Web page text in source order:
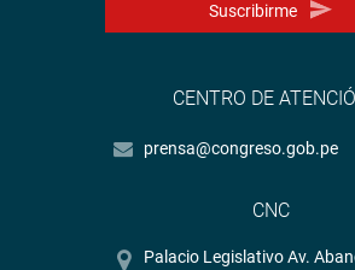
Suscribirme
CENTRO DE
prensa@congreso.gob.pe
CNC
Palacio Legislativo Av.